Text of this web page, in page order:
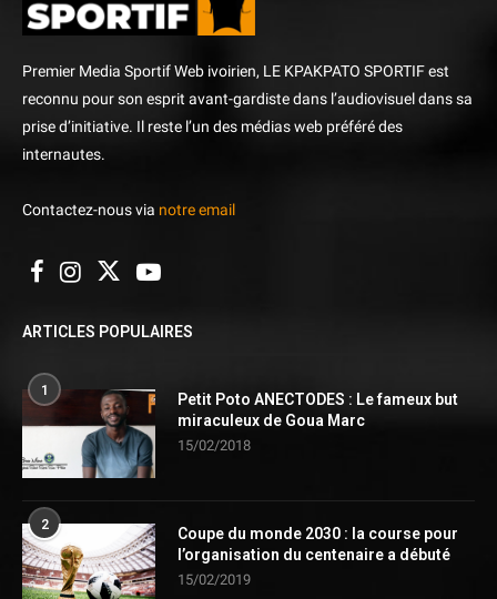
Premier Media Sportif Web ivoirien, LE KPAKPATO SPORTIF est
reconnu pour son esprit avant-gardiste dans l’audiovisuel dans sa
prise d’initiative. Il reste l’un des médias web préféré des
internautes.
Contactez-nous via notre email
ARTICLES POPULAIRES
1
Petit Poto ANECTODES : Le fameux but
miraculeux de Goua Marc
15/02/2018
2
Coupe du monde 2030 : la course pour
l’organisation du centenaire a débuté
15/02/2019